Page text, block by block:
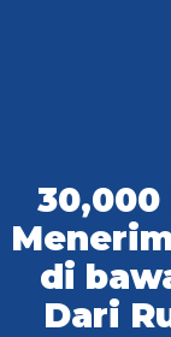
30,000
di
Dari